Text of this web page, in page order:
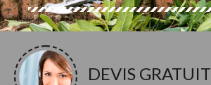
DEVIS GRATUIT